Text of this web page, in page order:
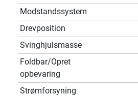
Modstandssystem
Drevposition
Svinghjulsmasse
Foldbar/Opret
opbevaring
Strømforsyning